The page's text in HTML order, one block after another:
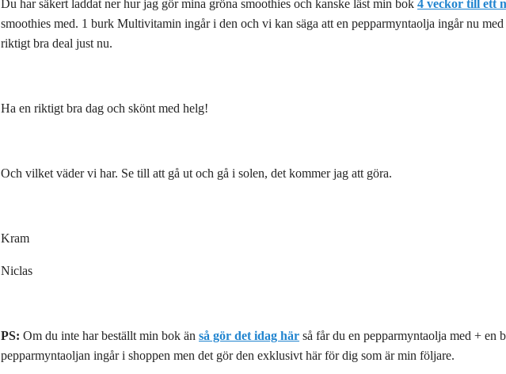
Du har säkert laddat ner hur jag gör mina gröna smoothies och kanske läst min bok 4 veckor till ett
smoothies med. 1 burk Multivitamin ingår i den och vi kan säga att en pepparmyntaolja ingår nu
riktigt bra deal just nu.
Ha en riktigt bra dag och skönt med helg!
Och vilket väder vi har. Se till att gå ut och gå i solen, det kommer jag att göra.
Kram
Niclas
PS: Om du inte har beställt min bok än så gör det idag här så får du en pepparmyntaolja med + en
pepparmyntaoljan ingår i shoppen men det gör den exklusivt här för dig som är min följare.